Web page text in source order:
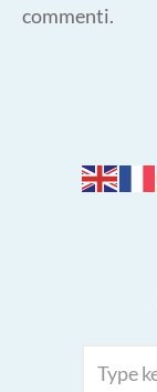
commenti.
FOR: